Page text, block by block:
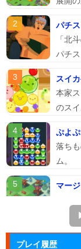
パチ
「北
パチ
スイ
本家
のスイ
ぷよぷ
ム。
マー
王国
ショ
ズー
動物